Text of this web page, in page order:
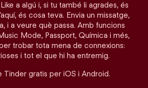
a algú i, si tu també li agrades, és
és cosa teva. Envia un missatge,
i a veure què passa. Amb funcions
Mode, Passport, Química i més,
trobar tota mena de connexions:
i tot el que hi ha entremig.
Tinder gratis per iOS i Android.